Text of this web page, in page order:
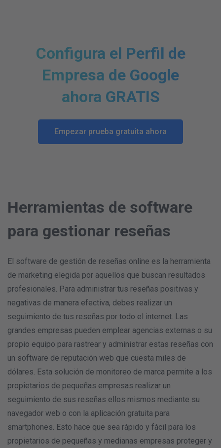
Configura el Perfil de
Empresa de Google
ahora GRATIS
Empezar prueba gratuita ahora
Herramientas de software
para gestionar reseñas
El software de gestión de reseñas online es la herramienta
de marketing elegida por aquellos que buscan resultados
profesionales. Para administrar tus reseñas positivas y
negativas de manera efectiva, debes realizar un
seguimiento de tus reseñas por todo el internet. Las
grandes empresas pueden emplear agencias externas o su
propio equipo para rastrear y administrar estas reseñas con
un software de reputación web que cuesta miles de
dólares. Esta solución de monitoreo de marca permite a los
propietarios de pequeñas empresas realizar un
seguimiento de sus reseñas ellos mismos mediante su
navegador web o con la aplicación gratuita para
smartphones. Esto hace que sea rápido y fácil para los
propietarios de pequeñas y medianas empresas proteger y